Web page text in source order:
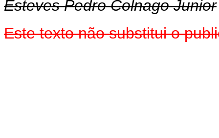
Esteves Pedro Colnago Junior
Este texto não substitui o